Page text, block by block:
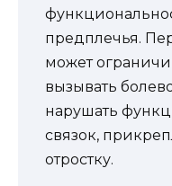
предплечья.
может
вызывать
нарушать
связок,
отростку.